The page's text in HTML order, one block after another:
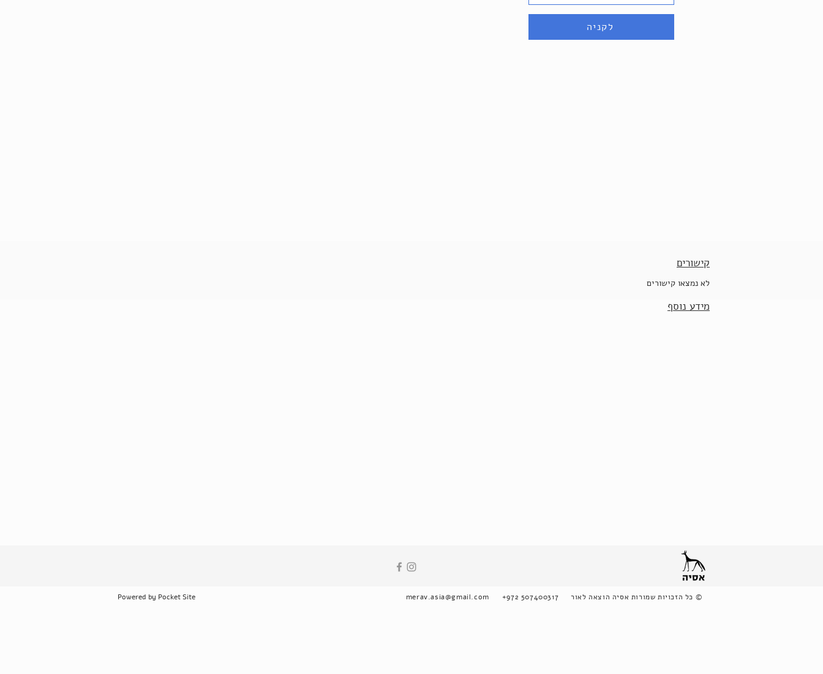
לקניה
קישורים
לא נמצאו קישורים
מידע נוסף
Powered by Pocket Site © כל הזכויות שמורות אסיה הוצאה לאור merav.asia@gmail.com +972 507400317